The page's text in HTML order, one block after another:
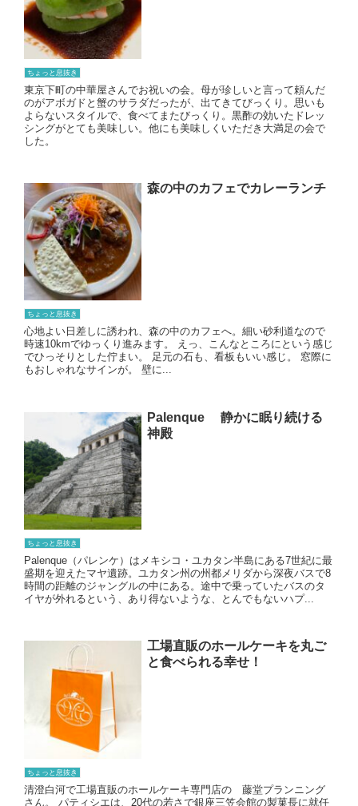
ちょっと息抜き
東京下町の中華屋さんでお祝いの会。母が珍しいと言って頼んだ
のがアボガドと蟹のサラダだったが、出てきてびっくり。思いも
よらないスタイルで、食べてまたびっくり。黒酢の効いたドレッ
シングがとても美味しい。他にも美味しくいただき大満足の会で
した。
ちょっと息抜き
森の中のカフェでカレーランチ
心地よい日差しに誘われ、森の中のカフェへ。細い砂利道なので
時速10kmでゆっくり進みます。 えっ、こんなところにという感じ
でひっそりとした佇まい。 足元の石も、看板もいい感じ。 窓際に
もおしゃれなサインが。 壁に...
ちょっと息抜き
Palenque 静かに眠り続ける
神殿
Palenque（パレンケ）はメキシコ・ユカタン半島にある7世紀に最
盛期を迎えたマヤ遺跡。ユカタン州の州都メリダから深夜バスで8
時間の距離のジャングルの中にある。途中で乗っていたバスのタ
イヤが外れるという、あり得ないような、とんでもないハプ...
ちょっと息抜き
工場直販のホールケーキを丸ご
と食べられる幸せ！
清澄白河で工場直販のホールケーキ専門店の 藤堂プランニング
さん。 パティシエは、20代の若さで銀座三笠会館の製菓長に就任